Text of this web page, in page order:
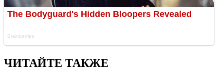
ЧИТАЙТЕ ТАКЖЕ